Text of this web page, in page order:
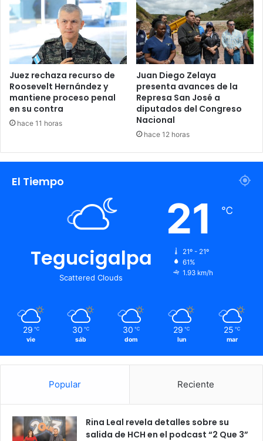
Juez rechaza recurso de
Roosevelt Hernández y
mantiene proceso penal
en su contra
hace 11 horas
Juan Diego Zelaya
presenta avances de la
Represa San José a
diputados del Congreso
Nacional
hace 12 horas
El Tiempo
Tegucigalpa
Scattered Clouds
21 ℃
21º - 21º
61%
1.93 km/h
29 ℃
vie
30 ℃
sáb
30 ℃
dom
29 ℃
lun
25 ℃
mar
Popular Reciente
Rina Leal revela detalles sobre su
salida de HCH en el podcast “2 Que 3”